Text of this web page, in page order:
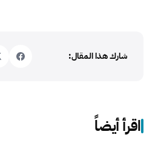
شارك هذا المقال:
اقرأ أيضاً